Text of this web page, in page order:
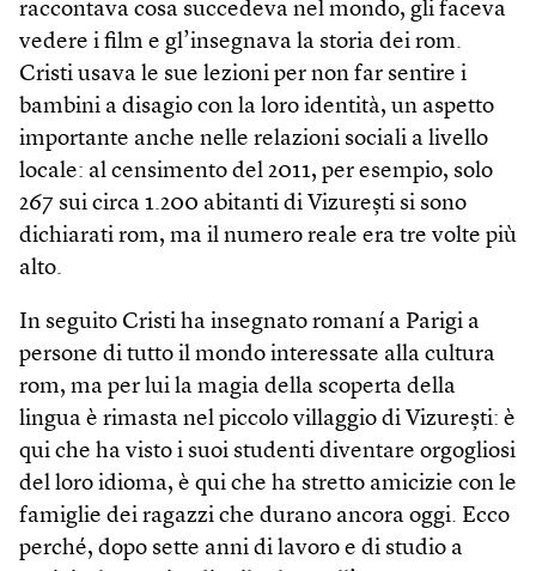
raccontava cosa succedeva nel mondo, gli faceva
vedere i film e gl’insegnava la storia dei rom.
Cristi usava le sue lezioni per non far sentire i
bambini a disagio con la loro identità, un aspetto
importante anche nelle relazioni sociali a livello
locale: al censimento del 2011, per esempio, solo
267 sui circa 1.200 abitanti di Vizurești si sono
dichiarati rom, ma il numero reale era tre volte più
alto.
In seguito Cristi ha insegnato romaní a Parigi a
persone di tutto il mondo interessate alla cultura
rom, ma per lui la magia della scoperta della
lingua è rimasta nel piccolo villaggio di Vizurești: è
qui che ha visto i suoi studenti diventare orgogliosi
del loro idioma, è qui che ha stretto amicizie con le
famiglie dei ragazzi che durano ancora oggi. Ecco
perché, dopo sette anni di lavoro e di studio a